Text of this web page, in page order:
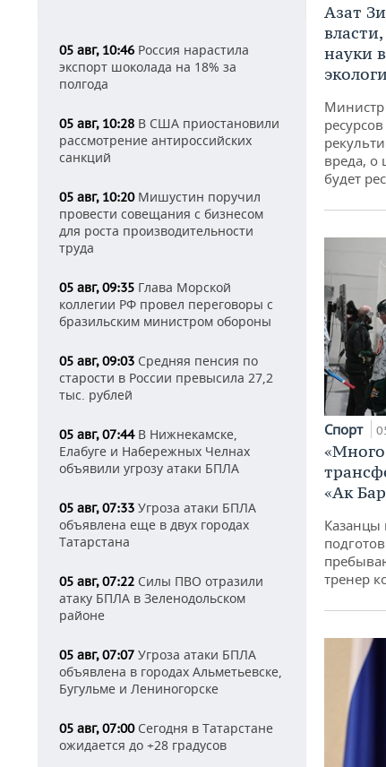
05 авг, 10:46 Россия нарастила
экспорт шоколада на 18% за
полгода
05 авг, 10:28 В США приостановили
рассмотрение антироссийских
санкций
05 авг, 10:20Мишустин поручил
провести совещания с бизнесом
для роста производительности
труда
05 авг, 09:35 Глава Морской
коллегии РФ провел переговоры с
бразильским министром обороны
05 авг, 09:03 Средняя пенсия по
старости в России превысила 27,2
тыс. рублей
05 авг, 07:44В Нижнекамске,
Елабуге и Набережных Челнах
объявили угрозу атаки БПЛА
05 авг, 07:33 Угроза атаки БПЛА
объявлена еще в двух городах
Татарстана
05 авг, 07:22 Силы ПВО отразили
атаку БПЛА в Зеленодольском
районе
05 авг, 07:07 Угроза атаки БПЛА
объявлена в городах Альметьевске,
Бугульме и Лениногорске
05 авг, 07:00Сегодня в Татарстане
ожидается до +28 градусов
Азат
науки
вреда, о
будет
Спорт
«Ак
Казанцы
тренер